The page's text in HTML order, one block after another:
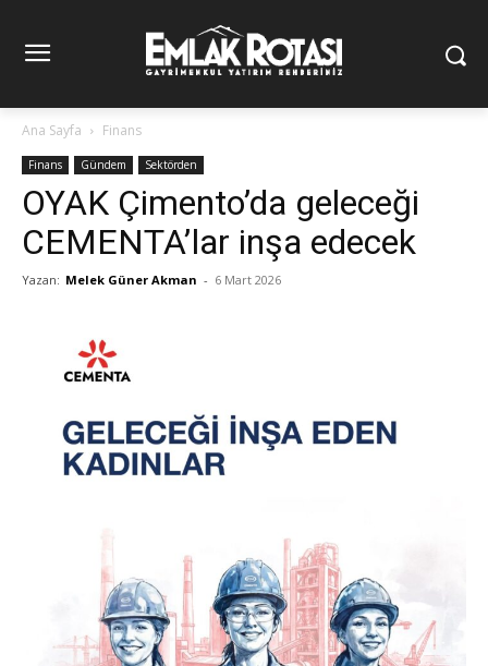
Ana Sayfa Finans
Finans Gündem Sektörden
OYAK Çimento’da geleceği
CEMENTA’lar inşa edecek
Yazan: Melek Güner Akman - 6 Mart 2026